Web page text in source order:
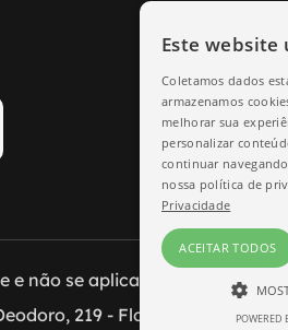
não se aplicam às lojas físicas.
219 - Florianópolis/SC.
Este website
Coletamos dados
armazenamos
melhorar sua
personalizar
continuar
nossa política de
Privacidade
ACEITAR TODOS
ESTRITAMENTE
POWERED